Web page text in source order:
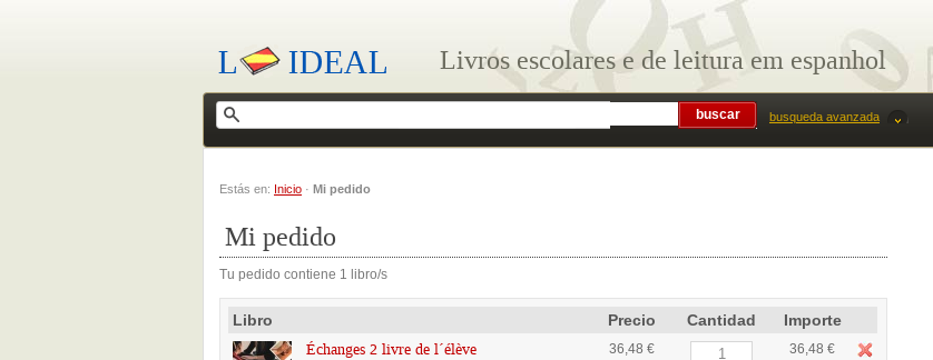
Livros escolares e de leitura em espanhol
busqueda avanzada
Estás en: Inicio · Mi pedido
Mi pedido
Tu pedido contiene 1 libro/s
Libro Precio Cantidad Importe
Échanges 2 livre de l´élève 36,48 € 36,48 €